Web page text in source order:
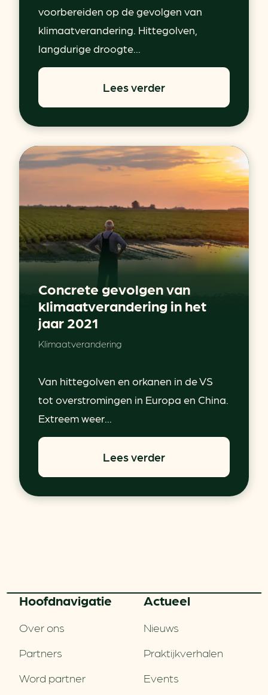
voorbereiden op de gevolgen van
klimaatverandering. Hittegolven,
langdurige droogte...
Lees verder
Concrete gevolgen van
klimaatverandering in het
jaar 2021
Klimaatverandering
Van hittegolven en orkanen in de VS
tot overstromingen in Europa en China.
Extreem weer...
Lees verder
Hoofd­navigatie
Over ons
Partners
Word partner
Actueel
Nieuws
Praktijkverhalen
Events